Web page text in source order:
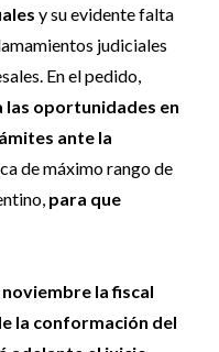
y su evidente falta
judiciales
En el pedido,
las oportunidades en
ante la
de máximo rango de
para que
la fiscal
la conformación del